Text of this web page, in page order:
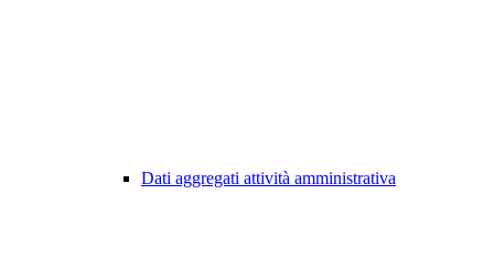
Dati aggregati attività amministrativa